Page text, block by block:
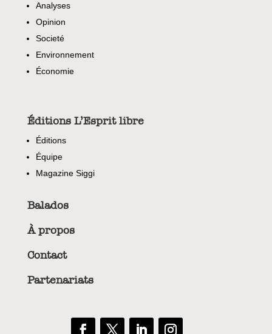
Analyses
Opinion
Societé
Environnement
Économie
Éditions L’Esprit libre
Éditions
Équipe
Magazine Siggi
Balados
À propos
Contact
Partenariats